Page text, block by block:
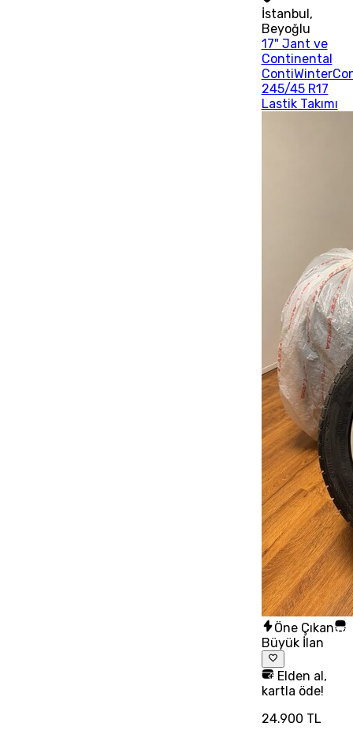
İstanbul,
Beyoğlu
17" Jant ve
Continental
245/45 R17
Lastik Takımı
Öne Çıkan
Büyük İlan
Elden al,
kartla öde!
24.900 TL